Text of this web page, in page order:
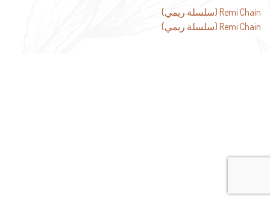
تصفّح
المقالات
Remi Chain (سلسلة ريمي)
Remi Chain (سلسلة ريمي)